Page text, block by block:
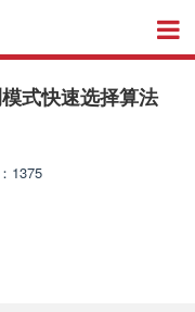
式快速选择算法
1375